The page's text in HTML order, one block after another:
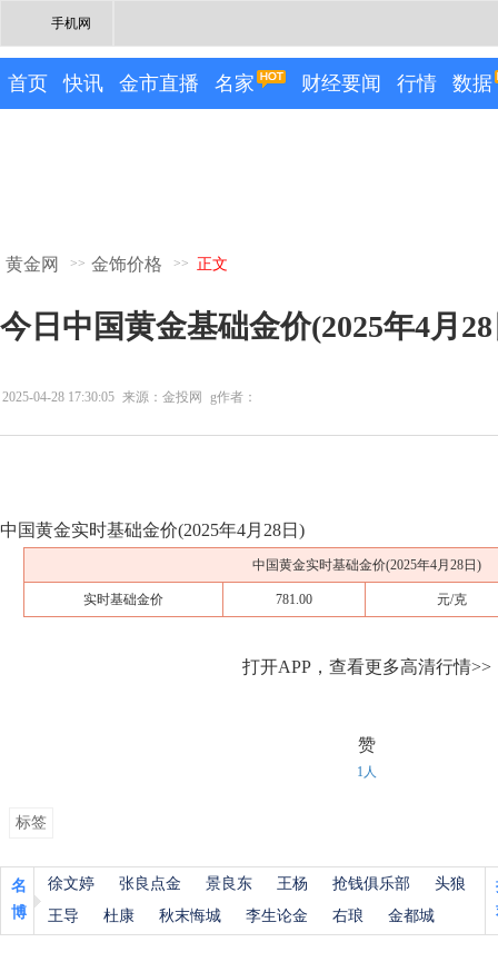
手机网
首页 快讯 金市直播 名家 财经要闻 行情 数据
黄金网 >> 金饰价格 >> 正文
今日中国黄金基础金价(2025年4月
2025-04-28 17:30:05 来源：金投网 g作者：
中国黄金实时基础金价(2025年4月28日)
中国黄金实时基础金价(2025年4月28日)
实时基础金价 781.00 元/克
打开APP，查看更多高清行情>>
赞
1人
标签
名
博
徐文婷 张良点金 景良东 王杨 抢钱俱乐部
头狼
王导
杜康 秋末悔城 李生论金 右琅 金都城